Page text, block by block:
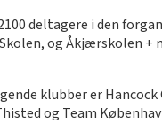
deltagere i den
og Åkjærskolen
klubber er
og Team